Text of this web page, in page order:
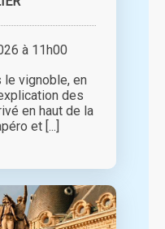
à 11h00
le vignoble, en
des
en haut de la
et [...]